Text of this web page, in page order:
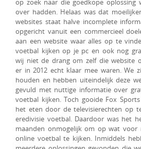
op zoek naar die goedkope oplossing
over hadden. Helaas was dat
websites staat halve incomplete
opgericht vanuit een commercieel
aan een website waar alles op te
voetbal kijken op je pc en ook nog
wij niet de drang om zelf die website
er in 2012 echt klaar mee waren. We
houden en hebben uiteindelijk deze
gevuld met nuttige informatie over
voetbal kijken. Toch gooide Fox
het eten door de televisierechten op
eredivisie voetbal. Daardoor was het
maanden onmogelijk om op wat voor
online voetbal te kijken. Inmiddels